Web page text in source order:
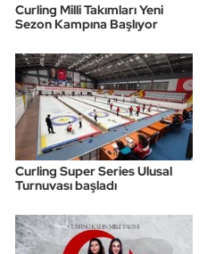
Curling Milli Takımları Yeni
Sezon Kampına Başlıyor
Curling Super Series Ulusal
Turnuvası başladı